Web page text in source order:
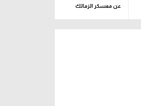
عن معسكر الزمالك